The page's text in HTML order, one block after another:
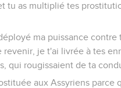
tu as multiplié tes
ma puissance
revenir, je t'ai livrée à tes
qui rougissaient de ta
aux Assyriens parce